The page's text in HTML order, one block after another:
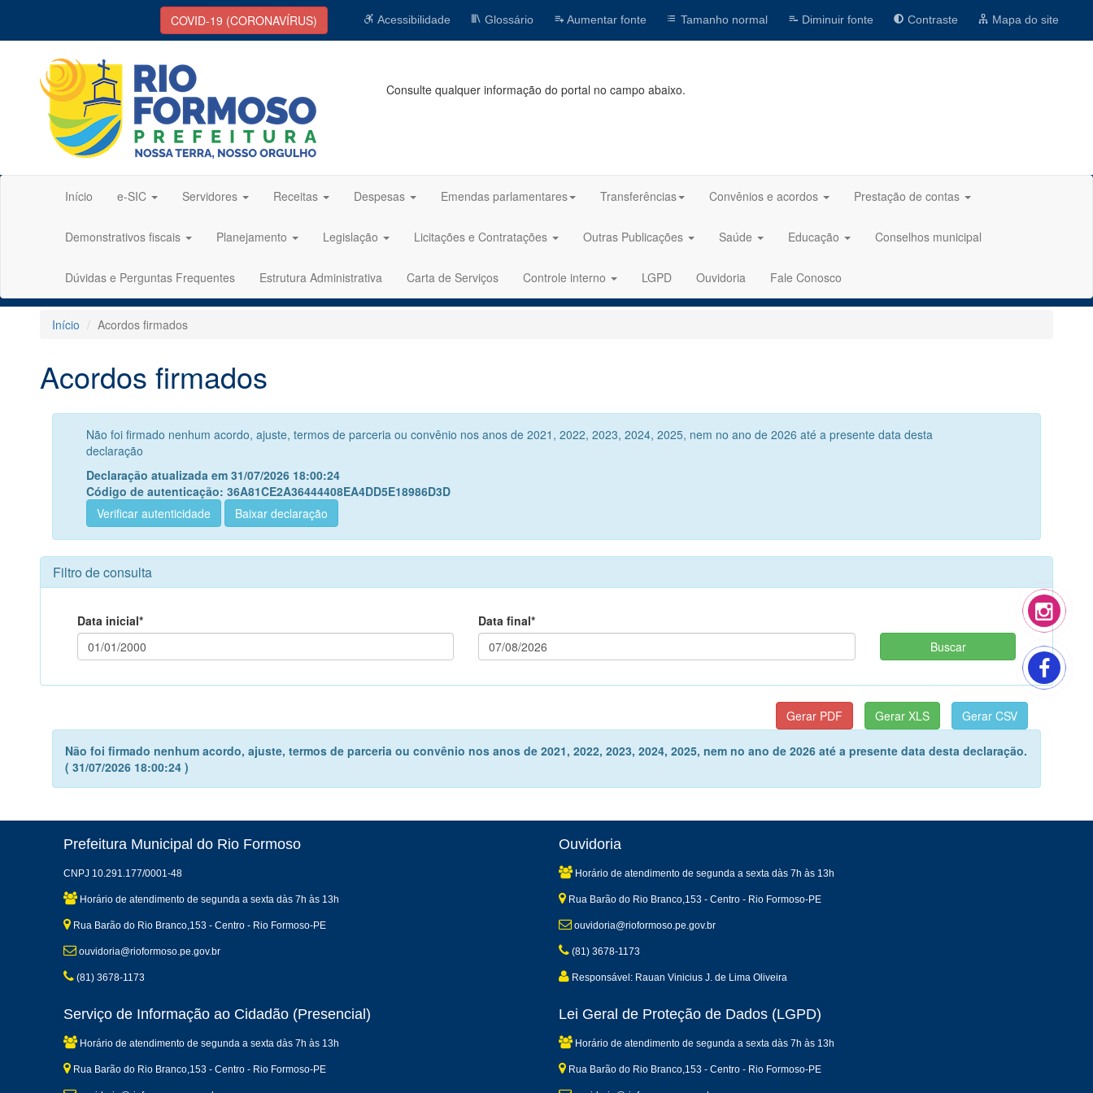
COVID-19 (CORONAVÍRUS) Acessibilidade Glossário Aumentar fonte Tamanho normal Diminuir fonte Contraste Mapa do site
Consulte qualquer informação do portal no campo abaixo.
Início e-SIC Servidores Receitas Despesas Emendas parlamentares Transferências Convênios e acordos Prestação de contas
Demonstrativos fiscais Planejamento Legislação Licitações e Contratações Outras Publicações Saúde Educação Conselhos municipal
Dúvidas e Perguntas Frequentes Estrutura Administrativa Carta de Serviços Controle interno LGPD Ouvidoria Fale Conosco
Início Acordos firmados
Acordos firmados
Não foi firmado nenhum acordo, ajuste, termos de parceria ou convênio nos anos de 2021, 2022, 2023, 2024, 2025, nem no ano de 2026 até a presente data desta
declaração
Declaração atualizada em 31/07/2026 18:00:24
Código de autenticação: 36A81CE2A36444408EA4DD5E18986D3D
Verificar autenticidade
Baixar declaração
Filtro de consulta
Data inicial* Data final*
Não foi firmado nenhum acordo, ajuste, termos de parceria ou convênio nos anos de 2021, 2022, 2023, 2024, 2025, nem no ano de 2026 até a presente data desta declaração.
( 31/07/2026 18:00:24 )
Prefeitura Municipal do Rio Formoso
CNPJ 10.291.177/0001-48
Horário de atendimento de segunda a sexta dàs 7h às 13h
Rua Barão do Rio Branco,153 - Centro - Rio Formoso-PE
ouvidoria@rioformoso.pe.gov.br
(81) 3678-1173
Ouvidoria
Horário de atendimento de segunda a sexta dàs 7h às 13h
Rua Barão do Rio Branco,153 - Centro - Rio Formoso-PE
ouvidoria@rioformoso.pe.gov.br
(81) 3678-1173
Responsável: Rauan Vinicius J. de Lima Oliveira
Serviço de Informação ao Cidadão (Presencial)
Horário de atendimento de segunda a sexta dàs 7h às 13h
Rua Barão do Rio Branco,153 - Centro - Rio Formoso-PE
Lei Geral de Proteção de Dados (LGPD)
Horário de atendimento de segunda a sexta dàs 7h às 13h
Rua Barão do Rio Branco,153 - Centro - Rio Formoso-PE